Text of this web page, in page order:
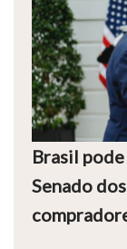
Brasil
Senado